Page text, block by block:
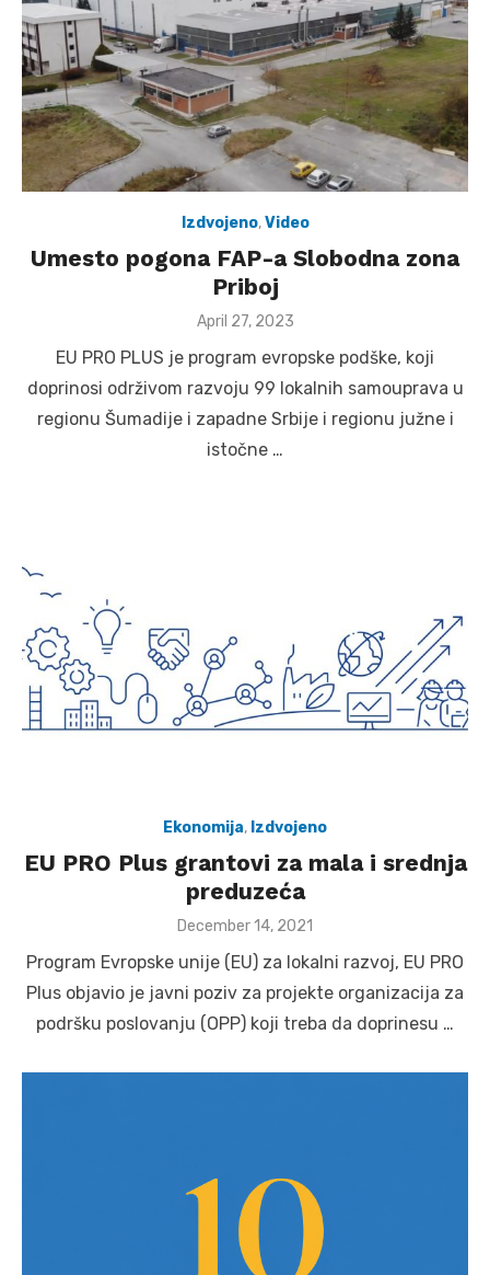
Izdvojeno,Video
Umesto pogona FAP-a Slobodna zona
Priboj
Posted
April 27, 2023
EU PRO PLUS je program evropske podške, koji
doprinosi održivom razvoju 99 lokalnih samouprava u
regionu Šumadije i zapadne Srbije i regionu južne i
istočne …
Ekonomija, Izdvojeno
EU PRO Plus grantovi za mala i srednja
preduzeća
Posted
December 14, 2021
Program Evropske unije (EU) za lokalni razvoj, EU PRO
Plus objavio je javni poziv za projekte organizacija za
podršku poslovanju (OPP) koji treba da doprinesu …